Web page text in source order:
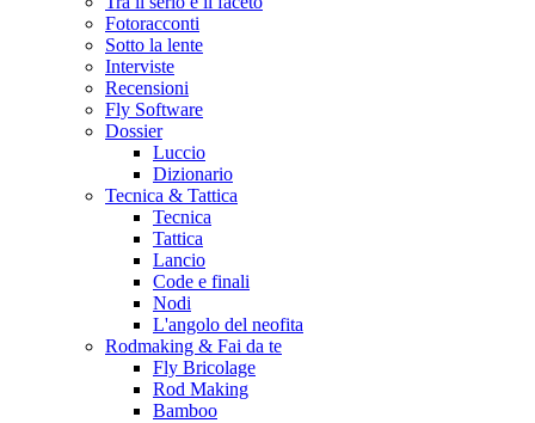
Fotoracconti
Sotto la lente
Interviste
Recensioni
Fly Software
Dossier
Luccio
Dizionario
Tecnica & Tattica
Tecnica
Tattica
Lancio
Code e finali
Nodi
L'angolo del neofita
Rodmaking & Fai da te
Fly Bricolage
Rod Making
Bamboo